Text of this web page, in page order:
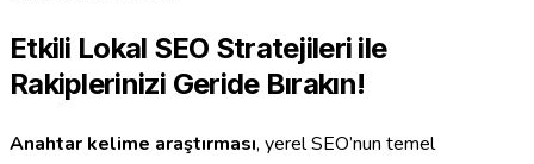
Etkili Lokal SEO Stratejileri ile
Rakiplerinizi Geride Bırakın!
Anahtar kelime araştırması, yerel SEO’nun temel